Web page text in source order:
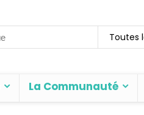
Toutes
La Communauté